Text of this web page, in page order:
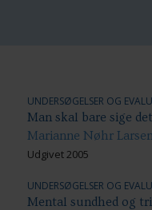
UNDERSØGELSER OG
Man skal bare sige
Marianne Nøhr
Udgivet 2005
UNDERSØGELSER OG
Mental sundhed og